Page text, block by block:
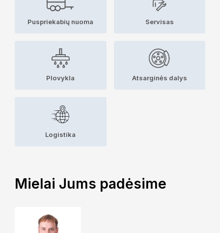
Puspriekabių nuoma Servisas
Plovykla Atsarginės dalys
Logistika
Mielai Jums padėsime